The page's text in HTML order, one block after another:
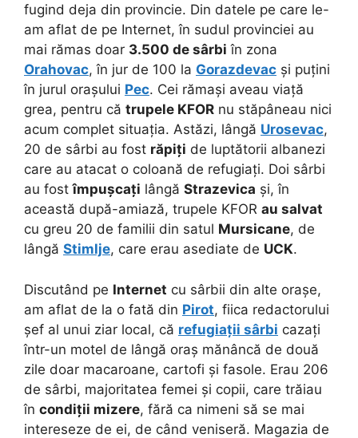
fugind deja din provincie. Din datele pe care le-
am aflat de pe Internet, în sudul provinciei au
mai rămas doar 3.500 de sârbi în zona
Orahovac, în jur de 100 la Gorazdevac și puțini
în jurul orașului Pec. Cei rămași aveau viață
grea, pentru că trupele KFOR nu stăpâneau nici
acum complet situația. Astăzi, lângă Urosevac,
20 de sârbi au fost răpiți de luptătorii albanezi
care au atacat o coloană de refugiați. Doi sârbi
au fostîmpușcați lângă Strazevica și, în
această după-amiază, trupele KFOR au salvat
cu greu 20 de familii din satul Mursicane, de
lângă Stimlje, care erau asediate de UCK.
Discutând pe Internet cu sârbii din alte orașe,
am aflat de la o fată din Pirot, fiica redactorului
șef al unui ziar local, că refugiații sârbi cazați
într-un motel de lângă oraș mănâncă de două
zile doar macaroane, cartofi și fasole. Erau 206
de sârbi, majoritatea femei și copii, care trăiau
în condiții mizere, fără ca nimeni să se mai
intereseze de ei, de când veniseră. Magazia de